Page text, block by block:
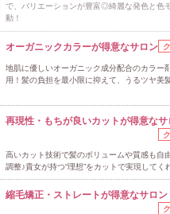
で、バリエーションが豊富◎綺麗な発色と色
動！
オーガニックカラーが得意なサロン
地肌に優しいオーガニック成分配合のカラー
用！髪の負担を最小限に抑えて、うるツヤ美
再現性・もちが良いカットが得意なサ
高いカット技術で髪のボリュームや質感も自
調整♪貴女が持つ“理想”をカットで実現してく
縮毛矯正・ストレートが得意なサロン